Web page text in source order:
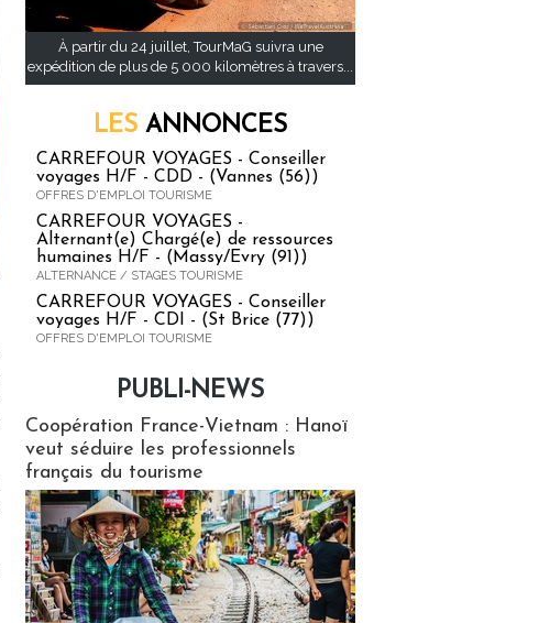
À partir du 24 juillet, TourMaG suivra une
expédition de plus de 5 000 kilomètres à travers...
LES ANNONCES
CARREFOUR VOYAGES - Conseiller
voyages H/F - CDD - (Vannes (56))
OFFRES D'EMPLOI TOURISME
CARREFOUR VOYAGES -
Alternant(e) Chargé(e) de ressources
humaines H/F - (Massy/Evry (91))
ALTERNANCE / STAGES TOURISME
CARREFOUR VOYAGES - Conseiller
voyages H/F - CDI - (St Brice (77))
OFFRES D'EMPLOI TOURISME
PUBLI-NEWS
Coopération France-Vietnam : Hanoï
veut séduire les professionnels
français du tourisme